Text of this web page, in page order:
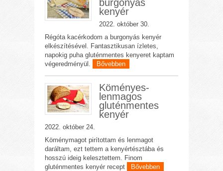
burgonyás
kenyér
2022. október 30.
Régóta kacérkodom a burgonyás kenyér
elkészítésével. Fantasztikusan ízletes,
napokig puha gluténmentes kenyeret kaptam
végeredményül.
Bővebben
Köményes-
lenmagos
gluténmentes
kenyér
2022. október 24.
Köménymagot pirítottam és lenmagot
daráltam, ezt tettem a kenyértésztába és
hosszú ideig kelesztettem. Finom
gluténmentes kenyér recept
Bővebben